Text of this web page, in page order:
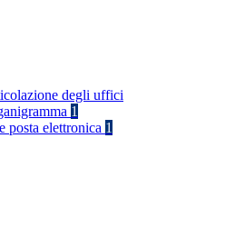
degli uffici
1
posta elettronica 1